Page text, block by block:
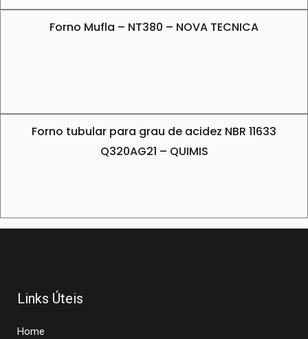
Forno Mufla – NT380 – NOVA TECNICA
Forno tubular para grau de acidez NBR 11633
Q320AG21 – QUIMIS
Links Úteis
Home